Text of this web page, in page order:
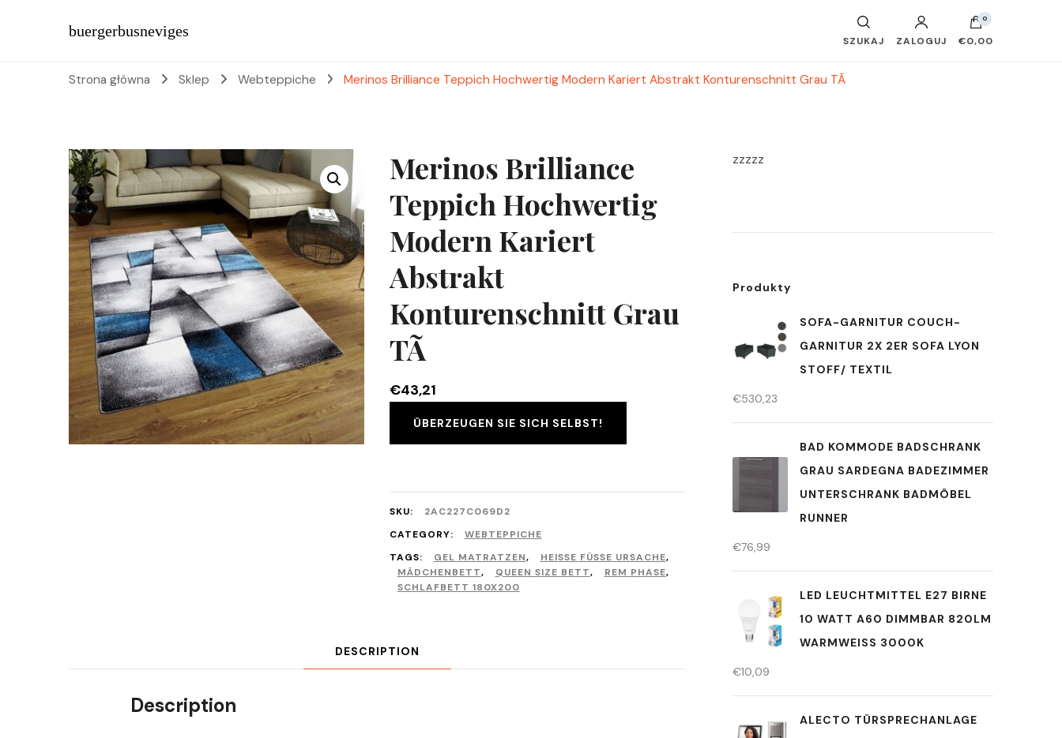
buergerbusneviges
SZUKAJ ZALOGUJ
0
€0,00
Strona główna Sklep Webteppiche Merinos Brilliance Teppich Hochwertig Modern Kariert Abstrakt Konturenschnitt Grau TÃ
Merinos Brilliance
Teppich Hochwertig
Modern Kariert
Abstrakt
Konturenschnitt Grau
TÃ
€43,21
ÜBERZEUGEN SIE SICH SELBST!
SKU:
2AC227C069D2
CATEGORY:
WEBTEPPICHE
TAGS:
GEL MATRATZEN, HEISSE FÜSSE URSACHE,
MÄDCHENBETT, QUEEN SIZE BETT, REM PHASE,
SCHLAFBETT 180X200
DESCRIPTION
Description
zzzzz
Produkty
SOFA-GARNITUR COUCH-
GARNITUR 2X 2ER SOFA LYON
STOFF/ TEXTIL
€530,23
BAD KOMMODE BADSCHRANK
GRAU SARDEGNA BADEZIMMER
UNTERSCHRANK BADMÖBEL
RUNNER
€76,99
LED LEUCHTMITTEL E27 BIRNE
10 WATT A60 DIMMBAR 820LM
WARMWEISS 3000K
€10,09
ALECTO TÜRSPRECHANLAGE